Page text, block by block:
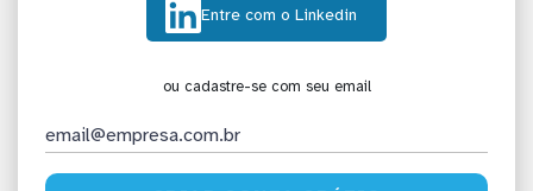
Entre com o Linkedin
ou cadastre-se com seu email